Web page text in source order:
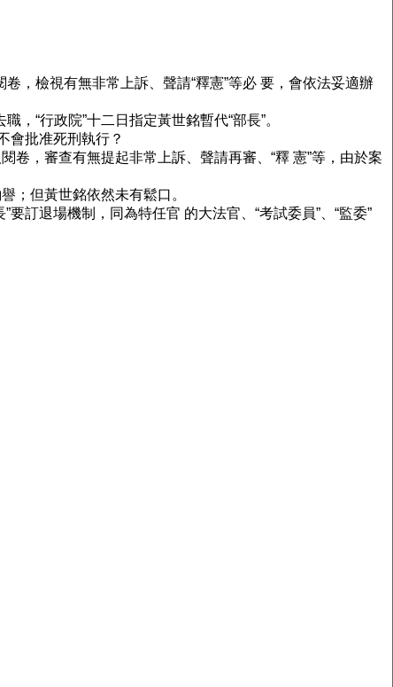
，檢視有無非常上訴、聲請“釋憲”等必 要，會依法妥適辦
“行政院”十二日指定黃世銘暫代“部長”。
會批准死刑執行？
卷，審查有無提起非常上訴、聲請再審、“釋 憲”等，由於案
；但黃世銘依然未有鬆口。
訂退場機制，同為特任官 的大法官、“考試委員”、“監委”